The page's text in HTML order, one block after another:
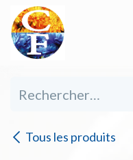
Se rendre au contenu
Tous les produits